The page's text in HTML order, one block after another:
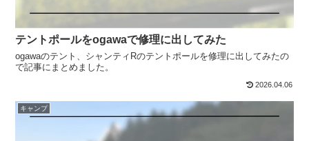
テントポールをogawaで修理に出してみた
ogawaのテント、シャンティRのテントポールを修理に出してみたの
で記事にまとめました。
2026.04.06
キャンプ